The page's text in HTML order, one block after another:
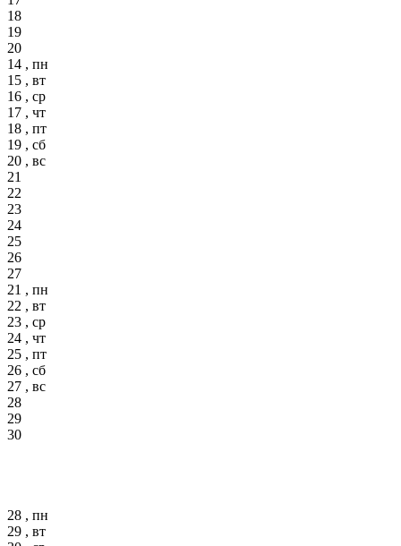
18
19
20
14 , пн
15 , вт
16 , ср
17 , чт
18 , пт
19 , сб
20 , вс
21
22
23
24
25
26
27
21 , пн
22 , вт
23 , ср
24 , чт
25 , пт
26 , сб
27 , вс
28
29
30
28 , пн
29 , вт